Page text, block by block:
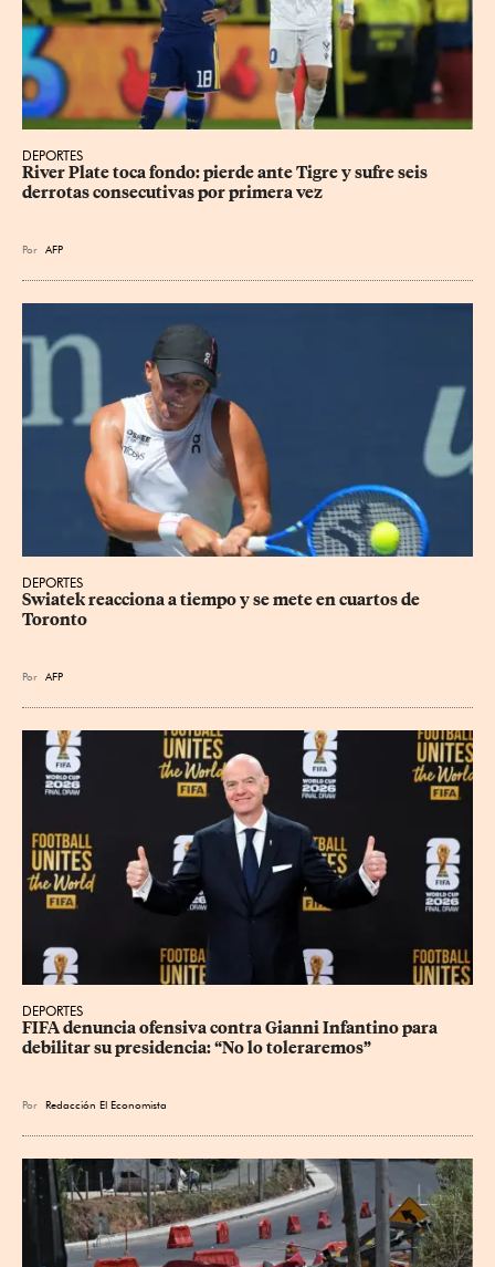
DEPORTES
River Plate toca fondo: pierde ante Tigre y sufre seis
derrotas consecutivas por primera vez
Por AFP
DEPORTES
Swiatek reacciona a tiempo y se mete en cuartos de
Toronto
Por AFP
DEPORTES
FIFA denuncia ofensiva contra Gianni Infantino para
debilitar su presidencia: “No lo toleraremos”
Por Redacción El Economista